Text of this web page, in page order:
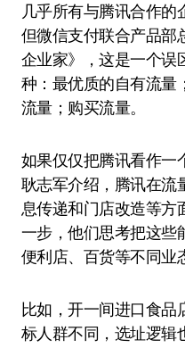
几乎所有与腾讯合作的
但微信支付联合产品部
企业家》，这是一个误
种：最优质的自有流量
流量；购买流量。
如果仅仅把腾讯看作一
耿志军介绍，腾讯在流
息传递和门店改造等方
一步，他们思考把这些
便利店、百货等不同业
比如，开一间进口食品
标人群不同，选址逻辑